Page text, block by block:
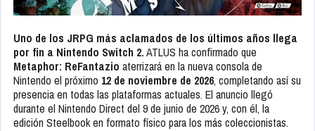
Uno de los JRPG más aclamados de los últimos años llega
por fin a Nintendo Switch 2.ATLUS ha confirmado que
Metaphor: ReFantazio aterrizará en la nueva consola de
Nintendo el próximo 12 de noviembre de 2026, completando así su
presencia en todas las plataformas actuales. El anuncio llegó
durante el Nintendo Direct del 9 de junio de 2026 y, con él, la
edición Steelbook en formato físico para los más coleccionistas.